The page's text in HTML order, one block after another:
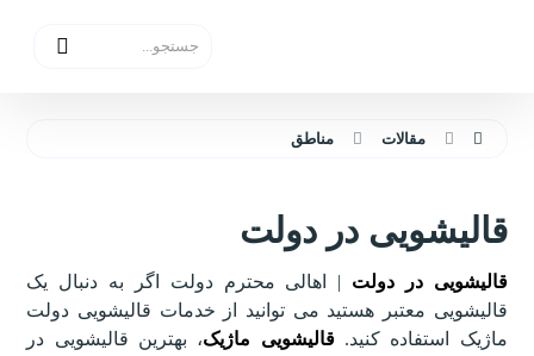
مقالات مناطق
قالیشویی در دولت
قالیشویی در دولت | اهالی محترم دولت اگر به دنبال یک
قالیشویی معتبر هستید می توانید از خدمات قالیشویی دولت
ماژیک استفاده کنید.قالیشویی ماژیک، بهترین قالیشویی در